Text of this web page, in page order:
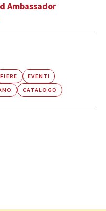
Ambassador
FIERE
EVENTI
CATALOGO